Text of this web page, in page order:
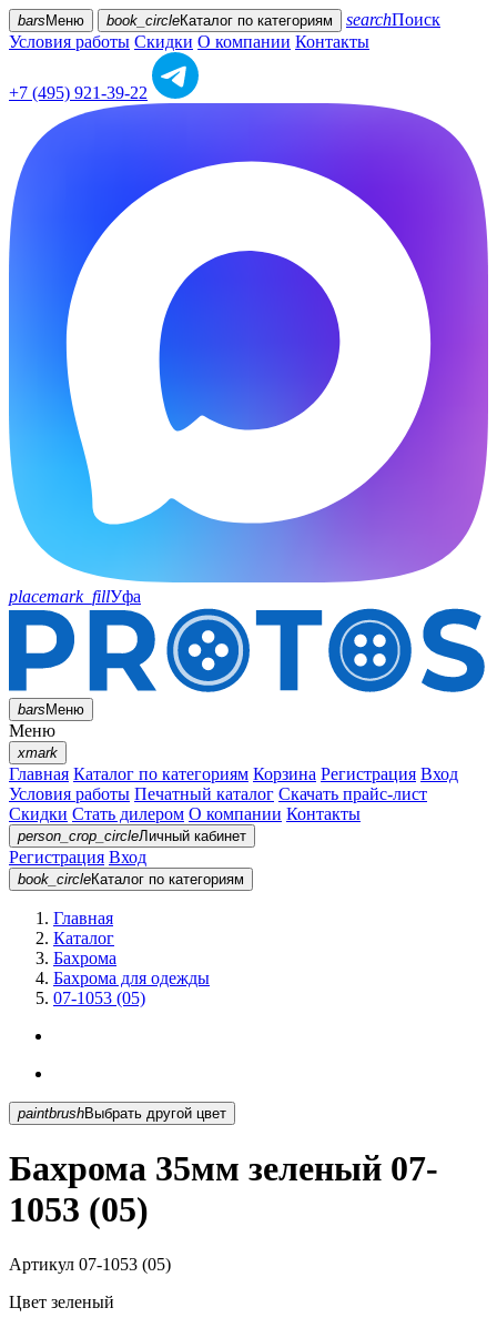
bars Меню book_circleКаталог по категориям searchПоиск
Условия работы Скидки О компании Контакты
+7 (495) 921-39-22
placemark_fillУфа
barsМеню
Меню
xmark
Главная Каталог по категориям Корзина Регистрация Вход
Условия работы Печатный каталог Скачать прайс-лист
Скидки Стать дилером О компании Контакты
person_crop_circleЛичный кабинет
Регистрация Вход
book_circleКаталог по категориям
Главная
Каталог
Бахрома
Бахрома для одежды
07-1053 (05)
paintbrush Выбрать другой цвет
Бахрома 35мм зеленый 07-
1053 (05)
Артикул 07-1053 (05)
Цвет зеленый